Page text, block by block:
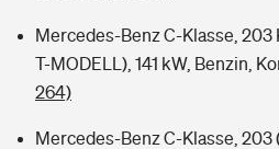
Mercedes-Benz C-Klasse, 203
T-MODELL), 141 kW, Benzin,
264)
Mercedes-Benz C-Klasse, 203